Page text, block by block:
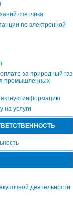
счетчика
по электронной
за природный газ
промышленных
информацию
на услуги
деятельности